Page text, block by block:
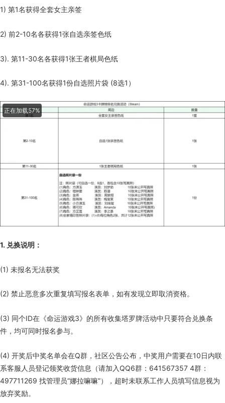
1) 第1名获得全套女主亲签
2) 前2-10名各获得1张自选亲签色纸
3). 第11-30名各获得1张王者棋局色纸
4). 第31-100名获得1份自选照片袋 (8选1）
正在加载70%
1. 兑换说明：
(1) 未报名无法获奖
(2) 禁止恶意多次重复填写报名表单，如有发现立即取消资格。
(3) 同个ID在《命运游戏3》的所有收集塔罗牌活动中只要符合兑换条
件，均可同时报名参与。
(4) 开奖后中奖名单会在Q群，社区公告公布，中奖用户需要在10日内联
系客服人员登记领奖收货信息（请加入QQ6群：641567357 4群：
497711269 找管理员“娜拉嘛嘛”），超时未联系工作人员填写信息视为
放弃奖励。